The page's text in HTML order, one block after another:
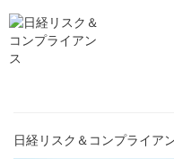
日経リスク＆コンプライア